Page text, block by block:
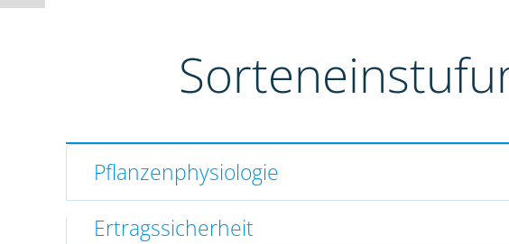
Pflanzenphysiologie
Ertragssicherheit